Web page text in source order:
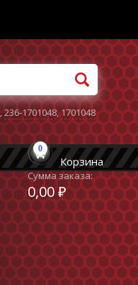
,236-1701048,1701048
0
Корзина
Сумма заказа:
0,00 ₽